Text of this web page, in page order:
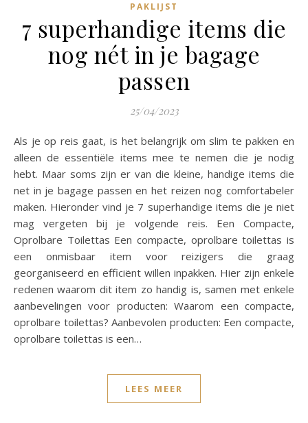
PAKLIJST
7 superhandige items die
nog nét in je bagage
passen
25/04/2023
Als je op reis gaat, is het belangrijk om slim te pakken en
alleen de essentiële items mee te nemen die je nodig
hebt. Maar soms zijn er van die kleine, handige items die
net in je bagage passen en het reizen nog comfortabeler
maken. Hieronder vind je 7 superhandige items die je niet
mag vergeten bij je volgende reis. Een Compacte,
Oprolbare Toilettas Een compacte, oprolbare toilettas is
een onmisbaar item voor reizigers die graag
georganiseerd en efficiënt willen inpakken. Hier zijn enkele
redenen waarom dit item zo handig is, samen met enkele
aanbevelingen voor producten: Waarom een compacte,
oprolbare toilettas? Aanbevolen producten: Een compacte,
oprolbare toilettas is een…
LEES MEER